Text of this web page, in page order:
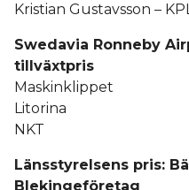
Kristian Gustavsson –
Swedavia Ronneby
tillväxtpris
Maskinklippet
Litorina
NKT
Länsstyrelsens pris:
Blekingeföretag